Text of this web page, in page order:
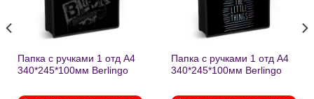
Папка с ручками 1 отд А4
340*245*100мм Berlingo
молнии1246
Папка с ручками 1 отд А4
340*245*100мм Berlingo
пластик на молнии 1215